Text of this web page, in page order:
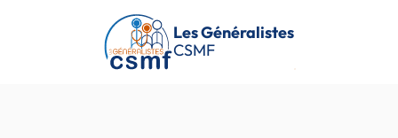
Passer au contenu principal
Les Généralistes
CSMF